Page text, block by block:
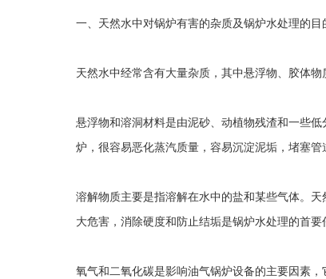
一、天然水中对锅炉有害的杂质及锅炉水处理的目
天然水中经常含有大量杂质，其中悬浮物、胶体物
悬浮物和溶洞材料是由泥砂、动植物残渣和一些
炉，很容易恶化蒸汽质量，容易沉淀泥垢，堵塞
溶解物质主要是指溶解在水中的盐和某些气体。
大危害，消除硬度和防止结垢是锅炉水处理的首
氧气和二氧化碳是影响油气锅炉设备的主要因素